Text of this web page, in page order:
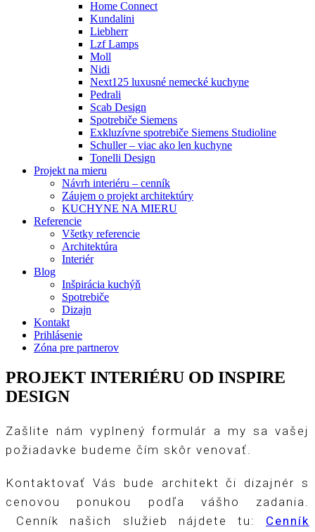
Home Connect
Kundalini
Liebherr
Lzf Lamps
Moll
Nidi
Next125 luxusné nemecké kuchyne
Pedrali
Scab Design
Spotrebiče Siemens
Exkluzívne spotrebiče Siemens Studioline
Schuller – viac ako len kuchyne
Tonelli Design
Projekt na mieru
Návrh interiéru – cenník
Záujem o projekt architektúry
KUCHYNE NA MIERU
Referencie
Všetky referencie
Architektúra
Interiér
Blog
Inšpirácia kuchýň
Spotrebiče
Dizajn
Kontakt
Prihlásenie
Zóna pre partnerov
PROJEKT INTERIÉRU OD INSPIRE
DESIGN
Zašlite nám vyplnený formulár a my sa vašej
požiadavke budeme čím skôr venovať.
Kontaktovať Vás bude architekt či dizajnér s
cenovou ponukou podľa vášho zadania.
Cenník našich služieb nájdete tu: Cenník